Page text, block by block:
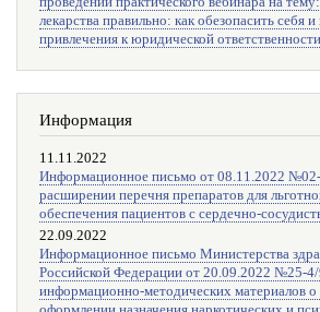
лекарства правильно: как обезопасить себя
привлечения к юридической
Информация
11.11.2022
Информационное письмо от 08.11.2022
расширении перечня препаратов для
обеспечения пациентов с сердечно-
22.09.2022
Информационное письмо Министерства
Российской Федерации от 20.09.2022 №25-
информационно-методических материалов о